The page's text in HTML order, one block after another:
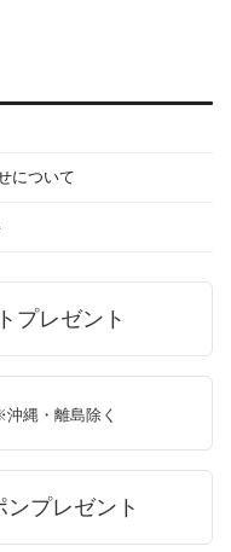
について
プレゼント
縄・離島除く
プレゼント